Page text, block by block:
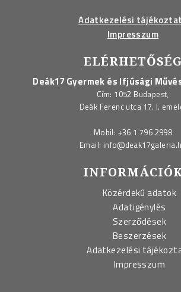
Adatkezelési
Impresszum
ELÉRHETŐSÉG
Deák17 Gyermek és Ifjúsági
Cím: 1052 Budapest,
Deák Ferenc utca 17. I.
Mobil: +36 1 796 2998
Email:
Közérdekű adatok
Adatigénylés
Szerződések
Beszerzések
Adatkezelési
Impresszum